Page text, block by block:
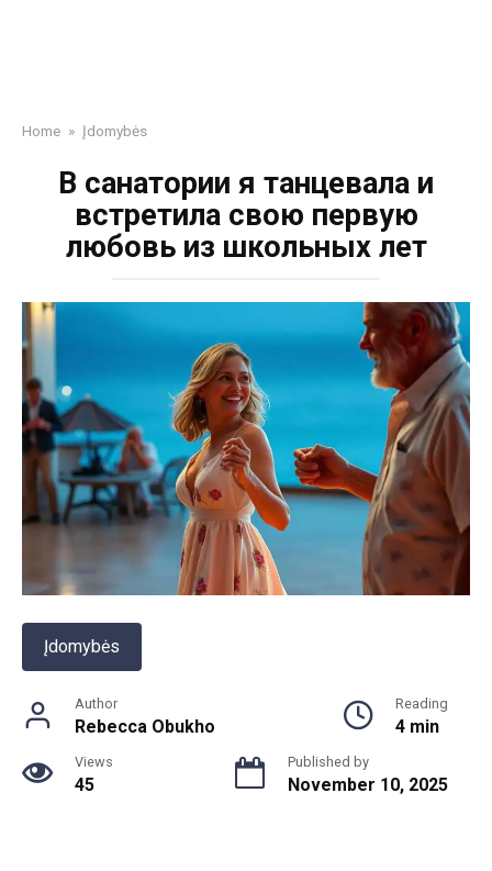
Home » Įdomybės
В санатории я танцевала и
встретила свою первую
любовь из школьных лет
Įdomybės
Author
Rebecca Obukho
Reading
4 min
Views
45
Published by
November 10, 2025